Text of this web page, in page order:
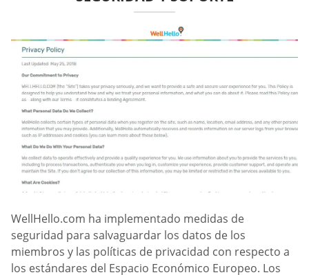
WellHello.com ha implementado medidas de
seguridad para salvaguardar los datos de los
miembros y las políticas de privacidad con respecto a
los estándares del Espacio Económico Europeo. Los